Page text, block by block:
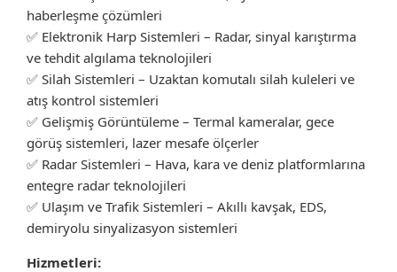
haberleşme çözümleri
✅ Elektronik Harp Sistemleri – Radar, sinyal karıştırma
ve tehdit algılama teknolojileri
✅ Silah Sistemleri – Uzaktan komutalı silah kuleleri ve
atış kontrol sistemleri
✅ Gelişmiş Görüntüleme – Termal kameralar, gece
görüş sistemleri, lazer mesafe ölçerler
✅ Radar Sistemleri – Hava, kara ve deniz platformlarına
entegre radar teknolojileri
✅ Ulaşım ve Trafik Sistemleri – Akıllı kavşak, EDS,
demiryolu sinyalizasyon sistemleri
Hizmetleri: